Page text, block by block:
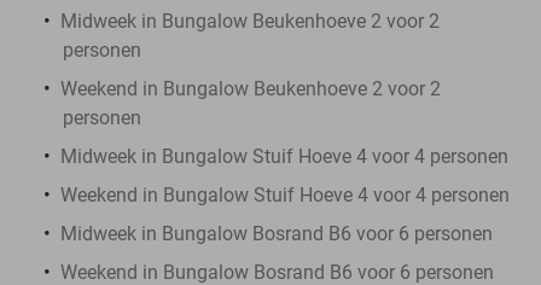
Midweek in Bungalow Beukenhoeve 2 voor 2
personen
Weekend in Bungalow Beukenhoeve 2 voor 2
personen
Midweek in Bungalow Stuif Hoeve 4 voor 4 personen
Weekend in Bungalow Stuif Hoeve 4 voor 4 personen
Midweek in Bungalow Bosrand B6 voor 6 personen
Weekend in Bungalow Bosrand B6 voor 6 personen